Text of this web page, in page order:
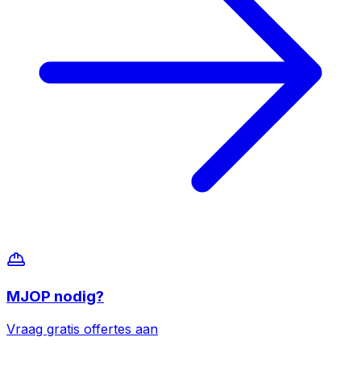
MJOP nodig?
Vraag gratis offertes aan